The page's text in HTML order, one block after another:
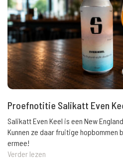
Proefnotitie Salikatt Even
Salikatt Even Keel is een New
Kunnen ze daar fruitige hopbommen
ermee!
Verder lezen